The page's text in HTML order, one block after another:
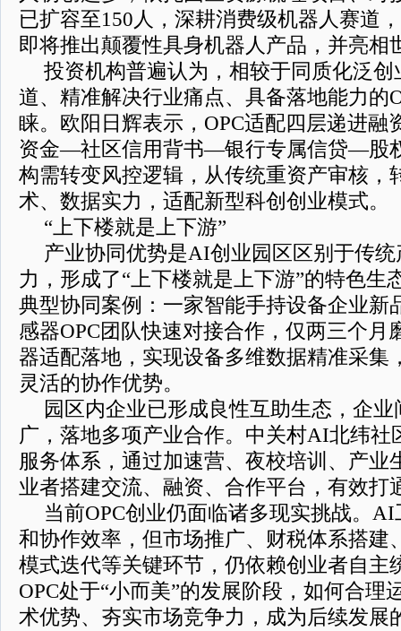
已扩容至150人，深耕消费级机器人赛道
即将推出颠覆性具身机器人产品，并亮相
投资机构普遍认为，相较于同质化泛
道、精准解决行业痛点、具备落地能力的
睐。欧阳日辉表示，OPC适配四层递进融
资金—社区信用背书—银行专属信贷—股
构需转变风控逻辑，从传统重资产审核，
术、数据实力，适配新型科创创业模式。
“上下楼就是上下游”
产业协同优势是AI创业园区区别于传
力，形成了“上下楼就是上下游”的特色生
典型协同案例：一家智能手持设备企业新
感器OPC团队快速对接合作，仅两三个月
器适配落地，实现设备多维数据精准采集
灵活的协作优势。
园区内企业已形成良性互助生态，企
广，落地多项产业合作。中关村AI北纬社
服务体系，通过加速营、夜校培训、产业
业者搭建交流、融资、合作平台，有效打
当前OPC创业仍面临诸多现实挑战。
和协作效率，但市场推广、财税体系搭建
模式迭代等关键环节，仍依赖创业者自主
OPC处于“小而美”的发展阶段，如何合理
术优势、夯实市场竞争力，成为后续发展